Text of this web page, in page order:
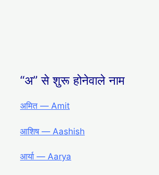
“अ” से शुरू होनेवाले नाम
अमित ― Amit
आशिष ― Aashish
आर्या ― Aarya